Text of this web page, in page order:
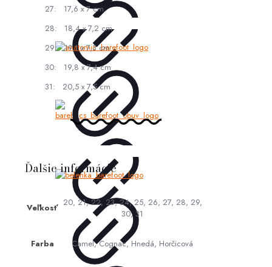
27: 17,6 x 7 cm
28: 18,4 x 7,2 cm
29: 19,1 x 7,3 cm
30: 19,8 x 7,4 cm
31: 20,5 x 7,5 cm
Ďalšie informácie
Veľkosť 20, 21, 22, 23, 24, 25, 26, 27, 28, 29,
30, 31
Farba Camel, Cognac, Hnedá, Horčicová